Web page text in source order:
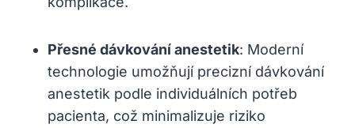
Přesné dávkování anestetik: Moderní
technologie umožňují precizní dávkování
anestetik podle individuálních potřeb
pacienta, což minimalizuje riziko